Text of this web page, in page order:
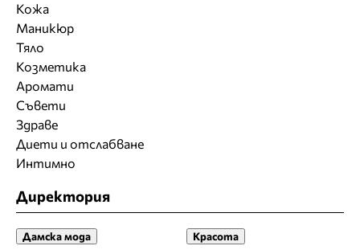
Кожа
Маникюр
Тяло
Козметика
Аромати
Съвети
Здраве
Диети и отслабване
Интимно
Директория
Дамска мода Красота